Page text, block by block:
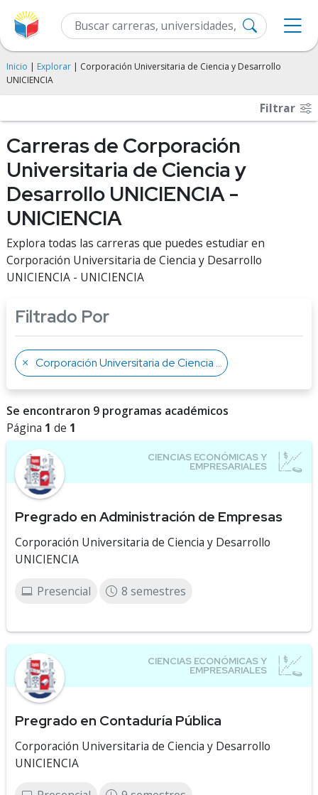
Inicio | Explorar | Corporación Universitaria de Ciencia y Desarrollo
UNICIENCIA
Filtrar
Carreras de Corporación
Universitaria de Ciencia y
Desarrollo UNICIENCIA -
UNICIENCIA
Explora todas las carreras que puedes estudiar en
Corporación Universitaria de Ciencia y Desarrollo
UNICIENCIA - UNICIENCIA
Filtrado Por
Corporación Universitaria de Ciencia y Desarrollo UNICIENCIA
Se encontraron 9 programas académicos
Página 1 de 1
Pregrado en Administración de Empresas
Corporación Universitaria de Ciencia y Desarrollo
UNICIENCIA
Presencial 8 semestres
Pregrado en Contaduría Pública
Corporación Universitaria de Ciencia y Desarrollo
UNICIENCIA